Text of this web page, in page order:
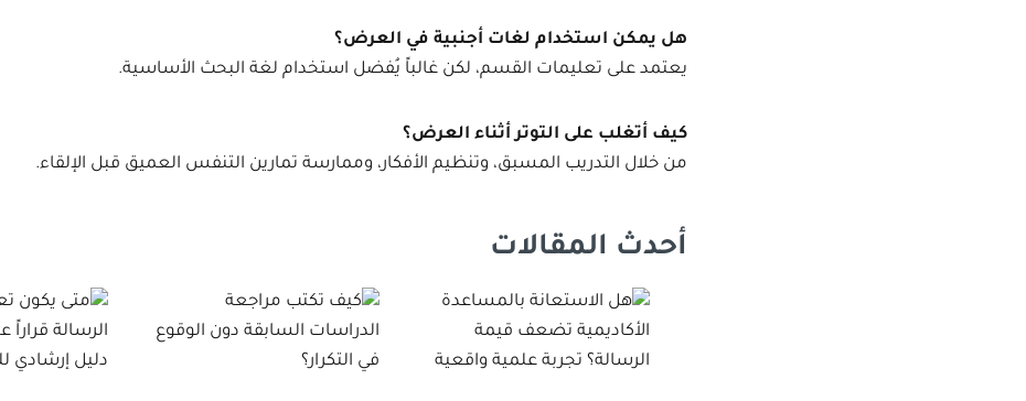
هل يمكن استخدام لغات أجنبية في العرض؟
يعتمد على تعليمات القسم، لكن غالباً يُفضل استخدام لغة البحث الأساسية.
كيف أتغلب على التوتر أثناء العرض؟
من خلال التدريب المسبق، وتنظيم الأفكار، وممارسة تمارين التنفس العميق قبل الإلقاء.
أحدث المقالات